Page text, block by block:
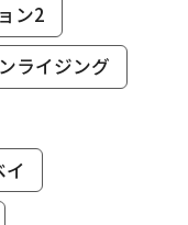
ン2
ライジング
イ